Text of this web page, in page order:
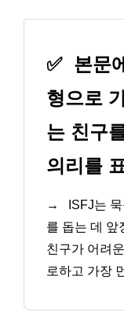
✅ 본문
형으로
는 친구
의리를
→
ISFJ는
를 돕는 데 앞
친구가 어려
로하고 가장